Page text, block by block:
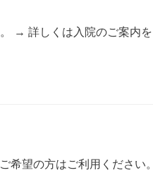
→ 詳しくは入院のご案内を
希望の方はご利用ください